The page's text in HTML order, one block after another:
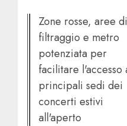
Zone rosse, aree di
filtraggio e metro
potenziata per
facilitare l'accesso
principali sedi dei
concerti estivi
all'aperto